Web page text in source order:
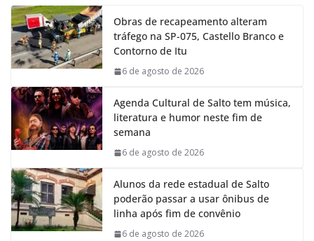
e
b
o
o
k
t
s
A
p
p
k
e
d
I
n
m
Obras de recapeamento alteram
tráfego na SP-075, Castello Branco e
Contorno de Itu
6 de agosto de 2026
Agenda Cultural de Salto tem música,
literatura e humor neste fim de
semana
6 de agosto de 2026
Alunos da rede estadual de Salto
poderão passar a usar ônibus de
linha após fim de convênio
6 de agosto de 2026